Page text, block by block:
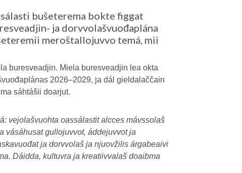
bušeterema bokte figgat
ja dorvvolašvuođaplána
meroštallojuvvo temá, mii
buresveadjin. Miela buresveadjin lea okta
2026–2029, ja dál gieldalaččain
sáhtášii doarjut.
vejolašvuohta oassálastit alcces mávssolaš
vásáhusat gullojuvvot, áddejuvvot ja
ja dorvvolaš ja njuovžilis árgabeaivi
Dáidda, kultuvra ja kreatiivvalaš doaibma